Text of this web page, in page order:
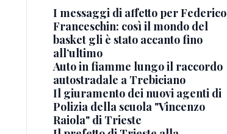
I messaggi di affetto per Federico
Franceschin: così il mondo del
basket gli è stato accanto fino
all’ultimo
Auto in fiamme lungo il raccordo
autostradale a Trebiciano
Il giuramento dei nuovi agenti di
Polizia della scuola "Vincenzo
Raiola" di Trieste